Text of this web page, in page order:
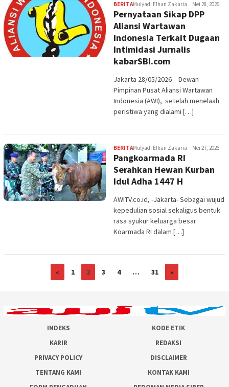
BERITAMulyadi Elhan Zakaria Mei 28, 2026
Pernyataan Sikap DPP
Aliansi Wartawan
Indonesia Terkait Dugaan
Intimidasi Jurnalis
kabarSBI.com
Jakarta 28/05/2026 – Dewan
Pimpinan Pusat Aliansi Wartawan
Indonesia (AWI), setelah menelaah
peristiwa yang dialami […]
BERITAMulyadi Elhan Zakaria Mei 27, 2026
Pangkoarmada RI
Serahkan Hewan Kurban
Idul Adha 1447 H
AWITV.co.id, -Jakarta- Sebagai wujud
kepedulian sosial sekaligus bentuk
rasa syukur keluarga besar
Koarmada RI dalam […]
« 1 2 3 4 … 31 »
INDEKS
KODE ETIK
KARIR
REDAKSI
PRIVACY POLICY
DISCLAIMER
TENTANG KAMI
KONTAK KAMI